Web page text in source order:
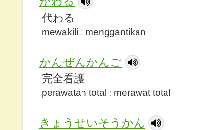
代わる
mewakili : menggantikan
かんぜんかんご
完全看護
perawatan total : merawat total
きょうせいそうかん